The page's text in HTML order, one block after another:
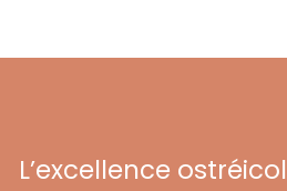
L’excellence